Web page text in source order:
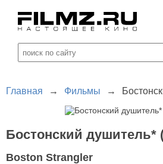
Главная → Фильмы →
Бостонский душитель*
Boston Strangler